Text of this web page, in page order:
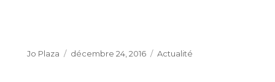
Auteur
Jo Plaza
Publié
décembre 24, 2016 Catégories
Actualité